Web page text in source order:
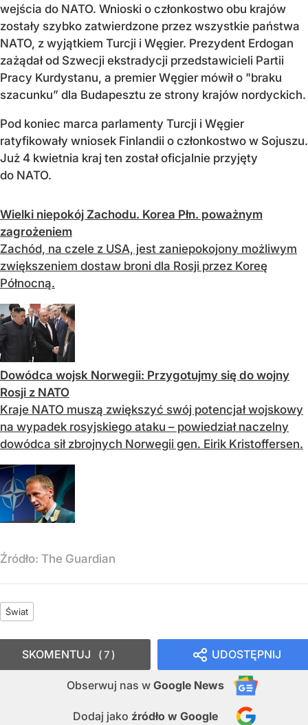
wejścia do NATO. Wnioski o członkostwo obu krajów
zostały szybko zatwierdzone przez wszystkie państwa
NATO, z wyjątkiem Turcji i Węgier. Prezydent Erdogan
zażądał od Szwecji ekstradycji przedstawicieli Partii
Pracy Kurdystanu, a premier Węgier mówił o "braku
szacunku” dla Budapesztu ze strony krajów nordyckich.
Pod koniec marca parlamenty Turcji i Węgier
ratyfikowały wniosek Finlandii o członkostwo w Sojuszu.
Już 4 kwietnia kraj ten został oficjalnie przyjęty
do NATO.
Wielki niepokój Zachodu. Korea Płn. poważnym
zagrożeniem
Zachód, na czele z USA, jest zaniepokojony możliwym
zwiększeniem dostaw broni dla Rosji przez Koreę
Północną.
Dowódca wojsk Norwegii: Przygotujmy się do wojny
Rosji z NATO
Kraje NATO muszą zwiększyć swój potencjał wojskowy
na wypadek rosyjskiego ataku – powiedział naczelny
dowódca sił zbrojnych Norwegii gen. Eirik Kristoffersen.
Źródło: The Guardian
Świat
UDOSTĘPNIJ
Obserwuj nas w Google News
Dodaj jako źródło w Google
SKOMENTUJ 7